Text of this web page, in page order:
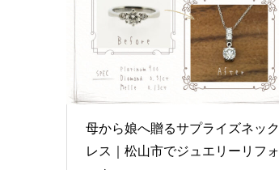
母から娘へ贈るサプライズネック
レス｜松山市でジュエリーリフォ